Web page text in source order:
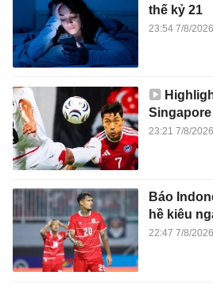
thế kỷ 21
23:54 7/8/2026
Singapore
23:21 7/8/2026
Báo
hề kiêu
22:47 7/8/2026